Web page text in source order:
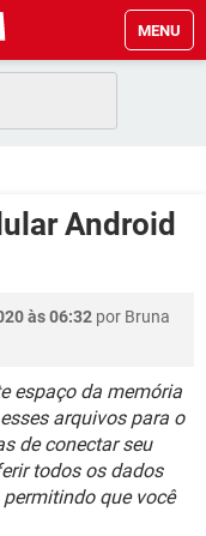
MENU
Android
às 06:32 por Bruna
espaço da memória
arquivos para o
de conectar seu
todos os dados
que você